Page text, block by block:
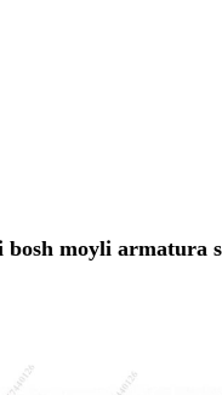
bosh moyli armatura